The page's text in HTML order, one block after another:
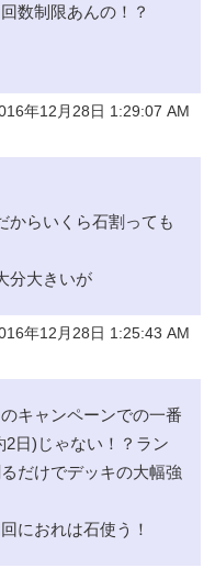
数制限あんの！？
年12月28日 1:29:07 AM
からいくら石割っても
分大きいが
年12月28日 1:25:43 AM
キャンペーンでの一番
日)じゃない！？ラン
だけでデッキの大幅強
におれは石使う！